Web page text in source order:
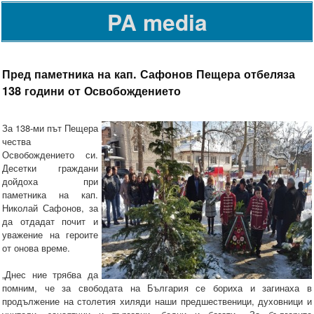
PA media
Пред паметника на кап. Сафонов Пещера отбеляза
138 години от Освобождението
За 138-ми път Пещера
чества
Освобождението си.
Десетки граждани
дойдоха при
паметника на кап.
Николай Сафонов, за
да отдадат почит и
уважение на героите
от онова време.
„Днес ние трябва да
помним, че за свободата на България се бориха и загинаха в
продължение на столетия хиляди наши предшественици, духовници и